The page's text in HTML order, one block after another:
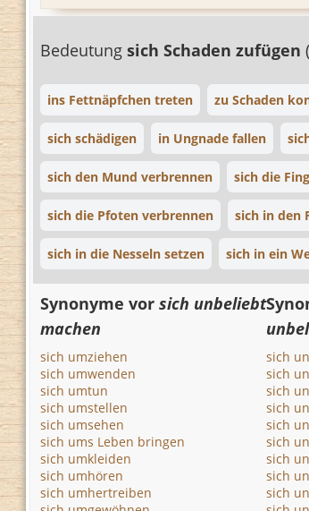
Bedeutung sich Schaden zufügen
ins Fettnäpfchen treten zu Schaden
sich schädigen in Ungnade fallen
sich den Mund verbrennen sich die
sich die Pfoten verbrennen sich in den
sich in die Nesseln setzen sich in ein
Synonyme vor sich unbeliebt
machen
sich umziehen
sich umwenden
sich umtun
sich umstellen
sich umsehen
sich ums Leben bringen
sich umkleiden
sich umhören
sich umhertreiben
sich
sich
sich
sich
sich
sich
sich
sich
sich